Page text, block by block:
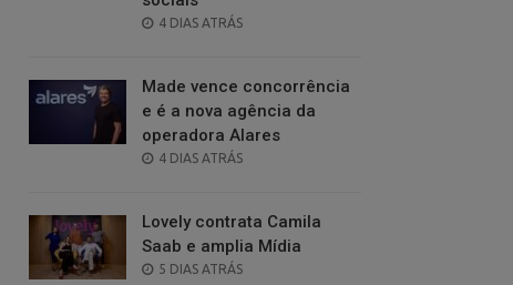
POSTED
4 DIAS ATRÁS
Made vence concorrência
e é a nova agência da
operadora Alares
POSTED
4 DIAS ATRÁS
Lovely contrata Camila
Saab e amplia Mídia
POSTED
5 DIAS ATRÁS